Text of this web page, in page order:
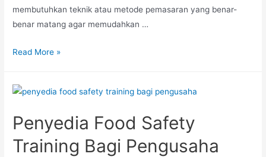
membutuhkan teknik atau metode pemasaran yang benar-
benar matang agar memudahkan …
Read More »
Penyedia Food Safety
Training Bagi Pengusaha